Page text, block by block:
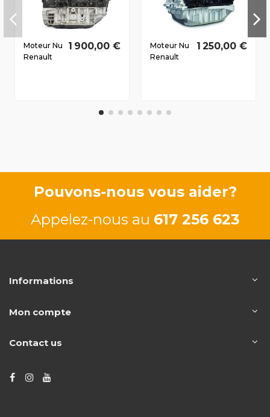
Moteur Nu
Renault
1 900,00 €
Moteur Nu
Renault
F9Q758
1 250,00 €
Pouvons-nous vous aider?
Appelez-nous au 617 256 623
Informations
Mon compte
Contact us